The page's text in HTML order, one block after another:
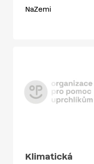
NaZemi
Klimatická